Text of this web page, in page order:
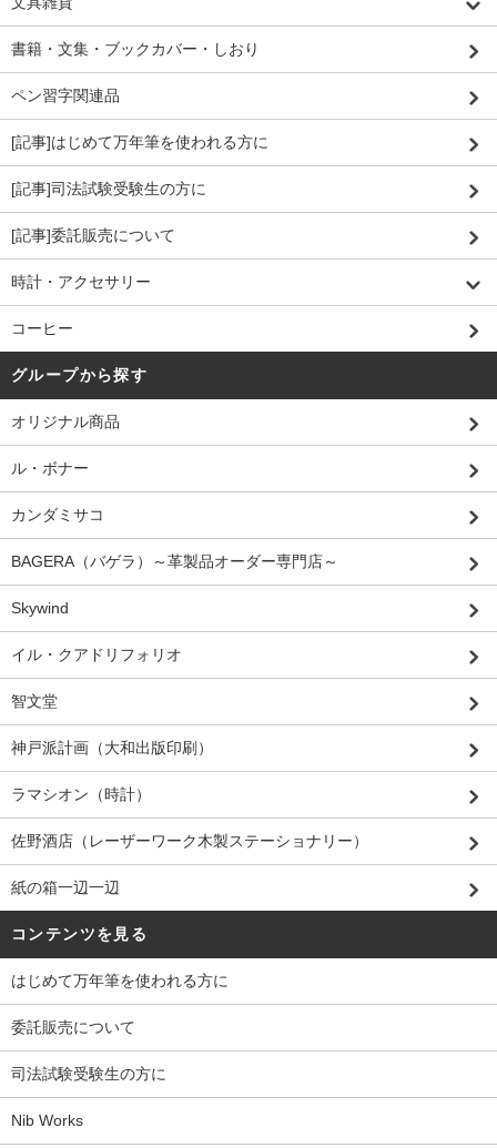
書籍・文集・ブックカバー・しおり
ペン習字関連品
[記事]はじめて万年筆を使われる方に
[記事]司法試験受験生の方に
[記事]委託販売について
時計・アクセサリー
コーヒー
グループから探す
オリジナル商品
ル・ボナー
カンダミサコ
BAGERA（バゲラ）～革製品オーダー専門店～
Skywind
イル・クアドリフォリオ
智文堂
神戸派計画（大和出版印刷）
ラマシオン（時計）
佐野酒店（レーザーワーク木製ステーショナリー）
紙の箱一辺一辺
コンテンツを見る
はじめて万年筆を使われる方に
委託販売について
司法試験受験生の方に
Nib Works